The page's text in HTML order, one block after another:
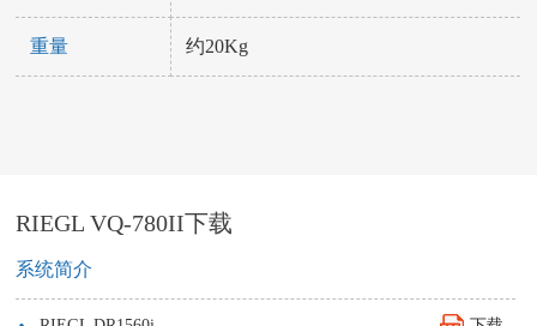
重量 约20Kg
RIEGL VQ-780II下载
系统简介